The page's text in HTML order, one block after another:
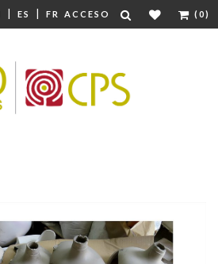
| ES | FR ACCESO (0)